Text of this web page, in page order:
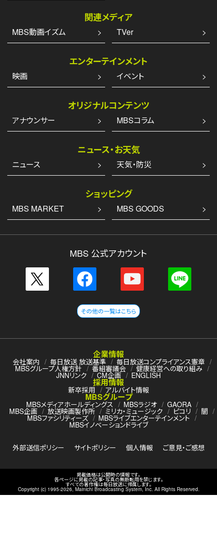
関連メディア
MBS動画イズム TVer
エンターテインメント
映画 イベント
オリジナルコンテンツ
アナウンサー MBSコラム
ニュース・お天気
ニュース 天気・防災
ショッピング
MBS MARKET MBS GOODS
MBS 公式アカウント
その他の一覧はこちら
企業情報
会社案内 毎日放送 放送基準 毎日放送コンプライアンス憲章
MBSグループ人権方針 番組審議会 健康経営への取り組み
JNNリンク CM企画 ENGLISH
採用情報
新卒採用 アルバイト情報
MBSグループ
MBSメディアホールディングス MBSラジオ GAORA
MBS企画 放送映画製作所 ミリカ・ミュージック ピコリ 闇
MBSファシリティーズ MBSライブエンターテインメント
MBSイノベーションドライブ
外部送信ポリシー サイトポリシー 個人情報 ご意見・ご感想
掲載価格は公開時の情報です。
各ページに掲載の記事・写真の無断転用を禁じます。
すべての著作権は毎日放送に帰属します。
Copyright (c) 1995-2026, Mainichi Broadcasting System, Inc. All Rights Reserved.